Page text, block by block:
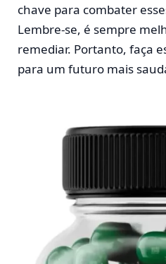
chave para combater
Lembre-se, é sempre
remediar. Portanto, faça
para um futuro mais